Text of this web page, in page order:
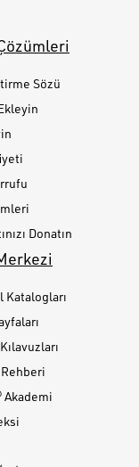
Sözü
Donatın
Katalogları
Rehberi
Akademi